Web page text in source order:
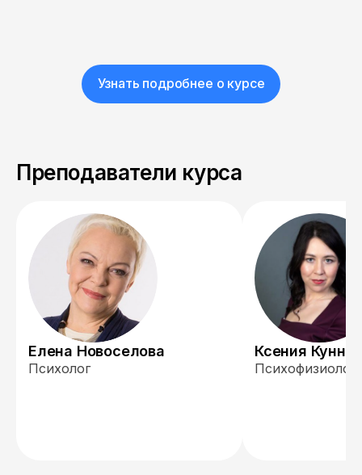
Узнать подробнее о курсе
Преподаватели курса
Елена Новоселова
Психолог
Ксения
Психофизиолог